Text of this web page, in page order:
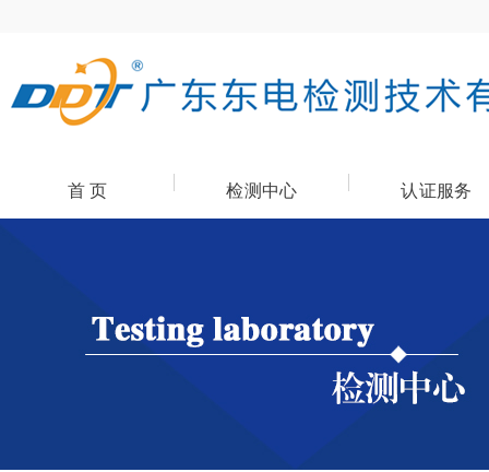
首 页 检测中心 认证服务